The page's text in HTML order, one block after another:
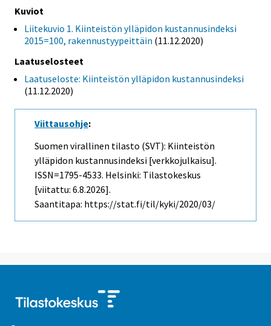
Kuviot
Liitekuvio 1. Kiinteistön ylläpidon kustannusindeksi
2015=100, rakennustyypeittäin (11.12.2020)
Laatuselosteet
Laatuseloste: Kiinteistön ylläpidon kustannusindeksi
(11.12.2020)
Viittausohje:
Suomen virallinen tilasto (SVT): Kiinteistön
ylläpidon kustannusindeksi [verkkojulkaisu].
ISSN=1795-4533. Helsinki: Tilastokeskus
[viitattu: 6.8.2026].
Saantitapa: https://stat.fi/til/kyki/2020/03/